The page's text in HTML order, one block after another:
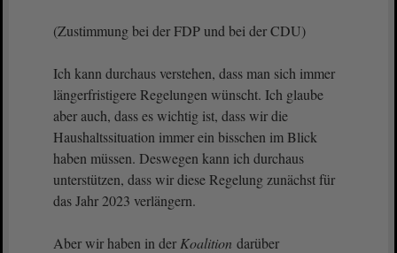
(Zustimmung bei der FDP und bei der CDU)
Ich kann durchaus verstehen, dass man sich immer
längerfristigere Regelungen wünscht. Ich glaube
aber auch, dass es wichtig ist, dass wir die
Haushaltssituation immer ein bisschen im Blick
haben müssen. Deswegen kann ich durchaus
unterstützen, dass wir diese Regelung zunächst für
das Jahr 2023 verlängern.
Aber wir haben in der Koalition darüber